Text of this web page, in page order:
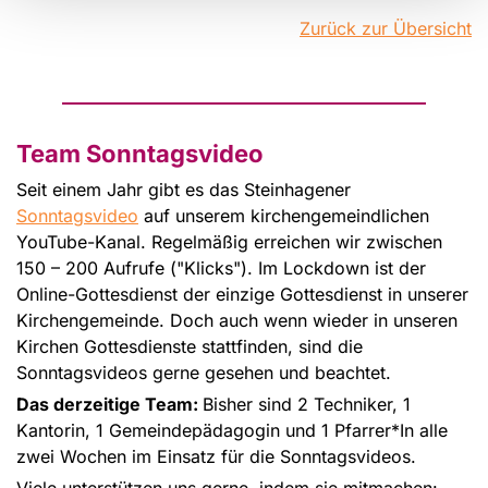
Zurück zur Übersicht
Team Sonntagsvideo
Seit einem Jahr gibt es das Steinhagener
Sonntagsvideo auf unserem kirchengemeindlichen
YouTube-Kanal. Regelmäßig erreichen wir zwischen
150 – 200 Aufrufe ("Klicks"). Im Lockdown ist der
Online-Gottesdienst der einzige Gottesdienst in unserer
Kirchengemeinde. Doch auch wenn wieder in unseren
Kirchen Gottesdienste stattfinden, sind die
Sonntagsvideos gerne gesehen und beachtet.
Das derzeitige Team: Bisher sind 2 Techniker, 1
Kantorin, 1 Gemeindepädagogin und 1 Pfarrer*In alle
zwei Wochen im Einsatz für die Sonntagsvideos.